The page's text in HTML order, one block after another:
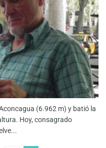
(6.962 m) y batió la
Hoy, consagrado